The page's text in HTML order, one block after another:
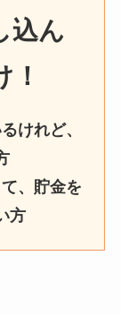
込ん
けれど、
、貯金を
方